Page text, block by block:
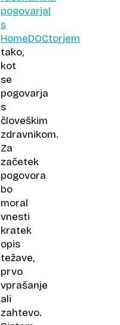
pogovarjal
s
HomeDOCtorjem
tako,
kot
se
pogovarja
s
človeškim
zdravnikom.
Za
začetek
pogovora
bo
moral
vnesti
kratek
opis
težave,
prvo
vprašanje
ali
zahtevo.